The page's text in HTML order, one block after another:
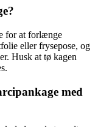
for at forlænge
eller frysepose, og
Husk at tø kagen
med